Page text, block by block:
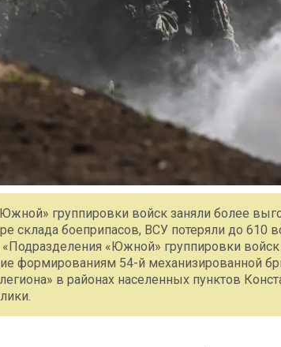
группировки войск заняли более
склада боеприпасов, ВСУ потеряли до 610
«Южной» группировки
формированиям 54-й механизированной
в районах населенных пунктов